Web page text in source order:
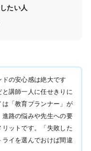
たい人
の安心感は絶大です
講師一人に任せきりに
「教育プランナー」が
路の悩みや先生への要
ットです。「失敗した
イを選んでおけば間違